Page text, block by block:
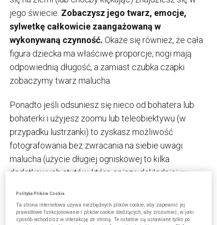
jego świecie. Zobaczysz jego twarz, emocje,
sylwetkę całkowicie zaangażowaną w
wykonywaną czynność. Okaże się również, że cała
figura dziecka ma właściwe proporcje, nogi mają
odpowiednią długość, a zamiast czubka czapki
zobaczymy twarz malucha.
Ponadto jeśli odsuniesz się nieco od bohatera lub
bohaterki i użyjesz zoomu lub teleobiektywu (w
przypadku lustrzanki) to zyskasz możliwość
fotografowania bez zwracania na siebie uwagi
malucha (użycie długiej ogniskowej to kilka
dodatkowych atutów, które opiszę dokładniej w
Nie musisz już zmuszać go do „uśmiechu” na
Polityka Plików Cookie
Ta strona internetowa używa niezbędnych plików cookie, aby zapewnić jej
prawidłowe funkcjonowanie i plików cookie śledzących, aby zrozumieć, w jaki
sposób wchodzisz w interakcję ze stroną. Te ostatnie są ustawiane tylko po